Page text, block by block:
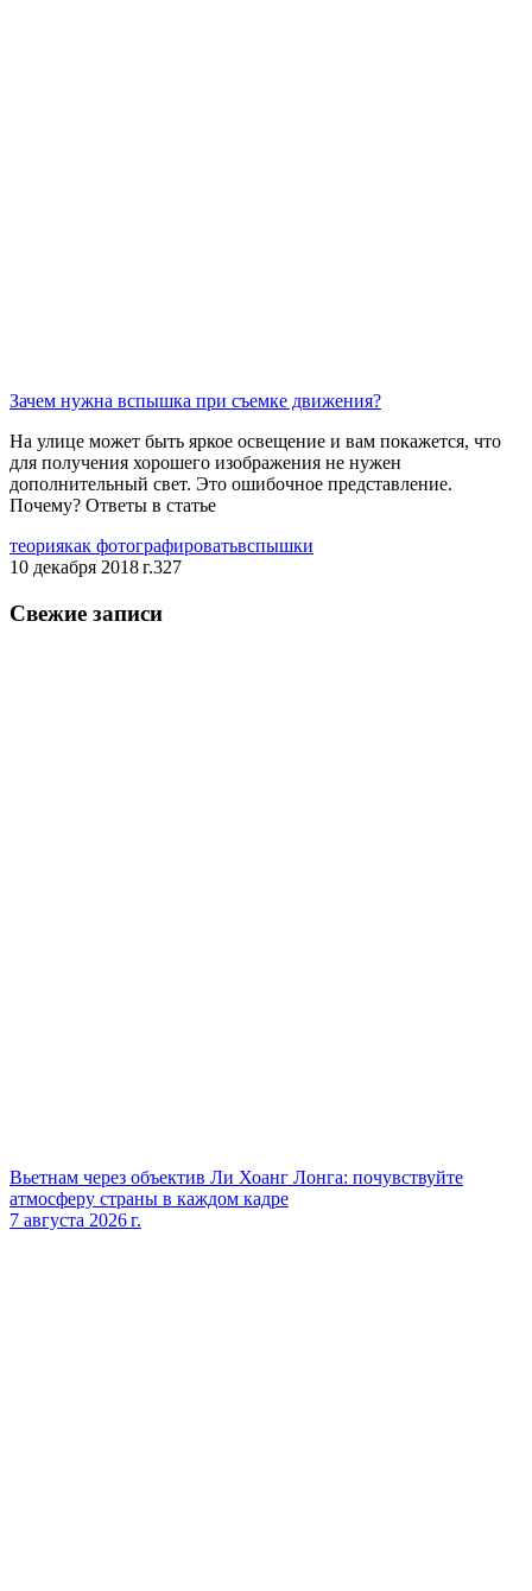
Зачем нужна вспышка при съемке движения?
На улице может быть яркое освещение и вам покажется, что
для получения хорошего изображения не нужен
дополнительный свет. Это ошибочное представление.
Почему? Ответы в статье
теориякак фотографироватьвспышки
10 декабря 2018 г.327
Свежие записи
Вьетнам через объектив Ли Хоанг Лонга: почувствуйте
атмосферу страны в каждом кадре
7 августа 2026 г.